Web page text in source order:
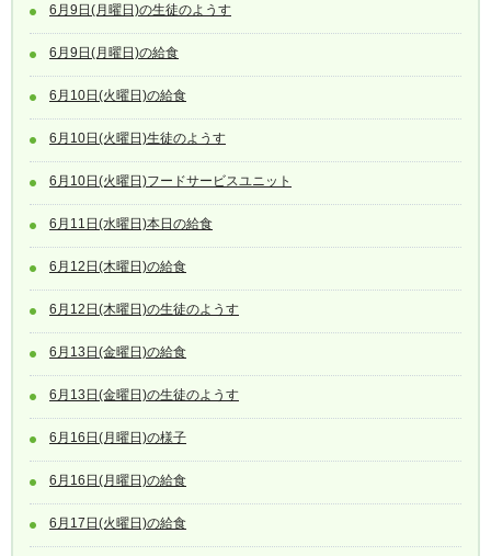
6月9日(月曜日)の生徒のようす
6月9日(月曜日)の給食
6月10日(火曜日)の給食
6月10日(火曜日)生徒のようす
6月10日(火曜日)フードサービスユニット
6月11日(水曜日)本日の給食
6月12日(木曜日)の給食
6月12日(木曜日)の生徒のようす
6月13日(金曜日)の給食
6月13日(金曜日)の生徒のようす
6月16日(月曜日)の様子
6月16日(月曜日)の給食
6月17日(火曜日)の給食